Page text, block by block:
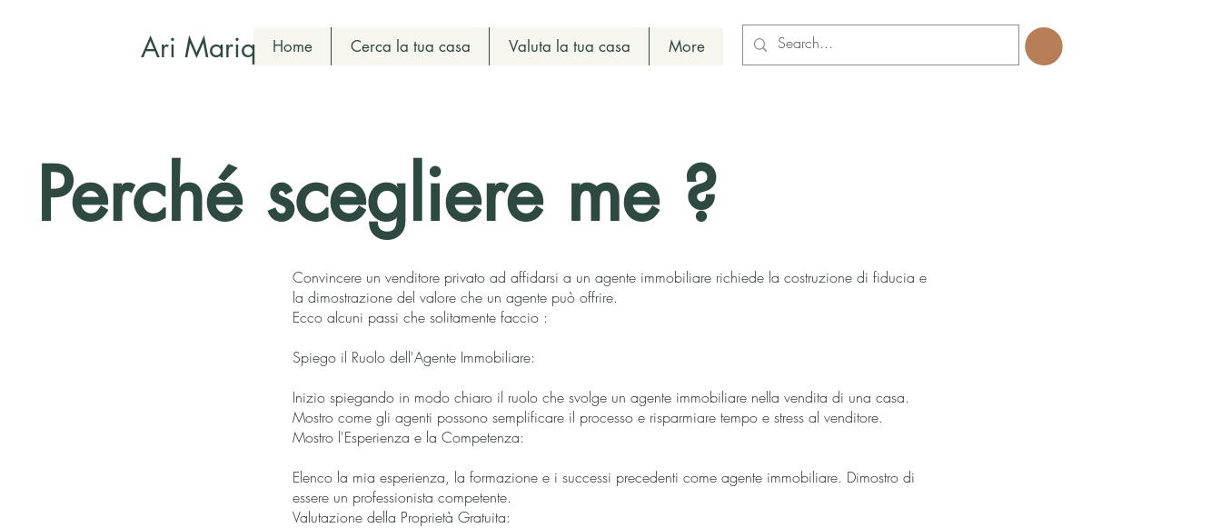
Ari Mariq Home Cerca la tua casa Valuta la tua casa More
Perché scegliere me ?
Convincere un venditore privato ad affidarsi a un agente immobiliare richiede la costruzione di fiducia e
la dimostrazione del valore che un agente può offrire.
Ecco alcuni passi che solitamente faccio :
Spiego il Ruolo dell'Agente Immobiliare:
Inizio spiegando in modo chiaro il ruolo che svolge un agente immobiliare nella vendita di una casa.
Mostro come gli agenti possono semplificare il processo e risparmiare tempo e stress al venditore.
Mostro l'Esperienza e la Competenza:
Elenco la mia esperienza, la formazione e i successi precedenti come agente immobiliare. Dimostro di
essere un professionista competente.
Valutazione della Proprietà Gratuita: